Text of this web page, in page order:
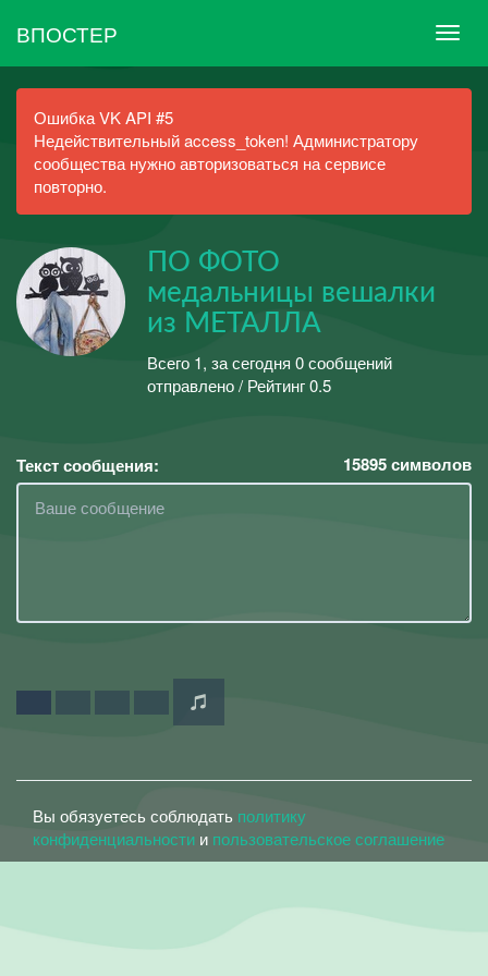
ВПОСТЕР
Ошибка VK API #5
Недействительный access_token! Администратору
сообщества нужно авторизоваться на сервисе
повторно.
ПО ФОТО
медальницы вешалки
из МЕТАЛЛА
Всего 1, за сегодня 0 сообщений
отправлено / Рейтинг 0.5
Текст сообщения: 15895символов
Вы обязуетесь соблюдать политику
конфиденциальности и пользовательское соглашение